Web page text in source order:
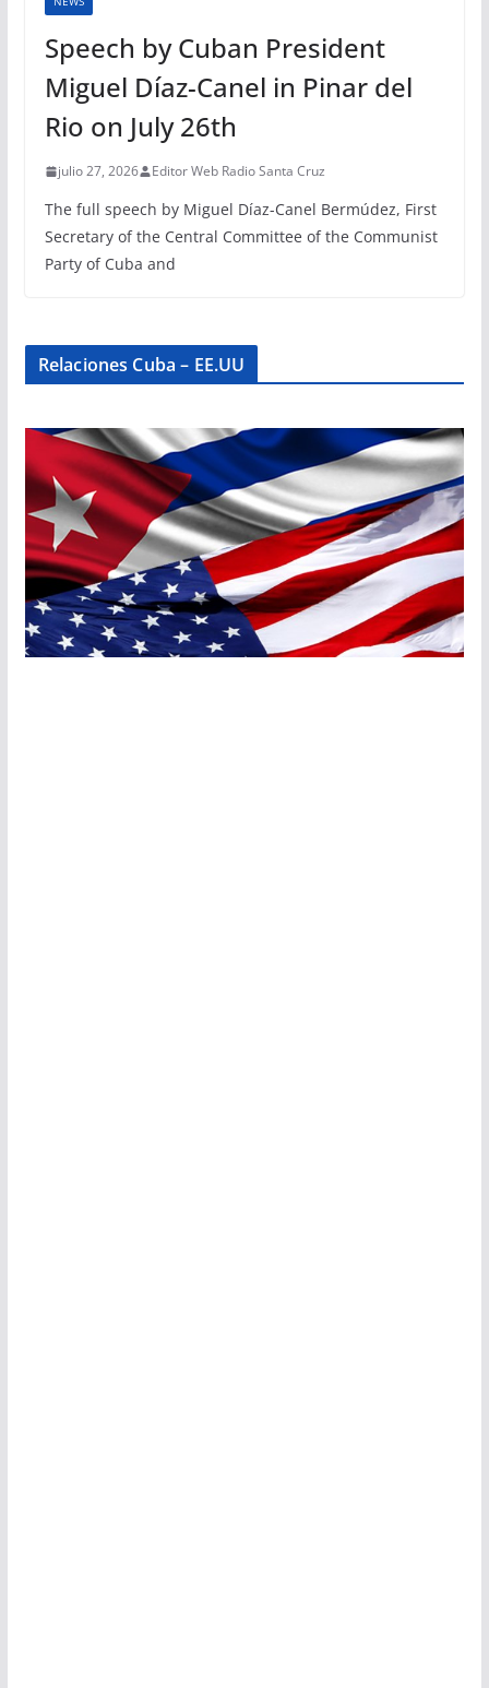
Speech by Cuban President
Miguel Díaz-Canel in Pinar del
Rio on July 26th
julio 27, 2026 Editor Web Radio Santa Cruz
The full speech by Miguel Díaz-Canel Bermúdez, First
Secretary of the Central Committee of the Communist
Party of Cuba and
Relaciones Cuba – EE.UU